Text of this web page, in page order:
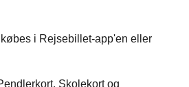
i Rejsebillet-app'en eller
Skolekort og